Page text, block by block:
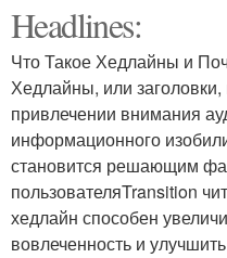
Headlines:
Что Такое Хедлайны и
Хедлайны, или
привлечении внимания
информационного
становится решающим
пользователяTransition
хедлайн способен
вовлеченность и